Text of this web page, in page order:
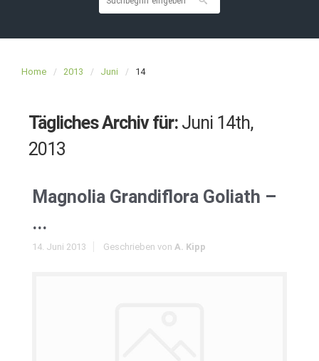
Home 2013 Juni 14
Tägliches Archiv für: Juni 14th,
2013
Magnolia Grandiflora Goliath –
...
14. Juni 2013 Geschrieben von A. Kipp